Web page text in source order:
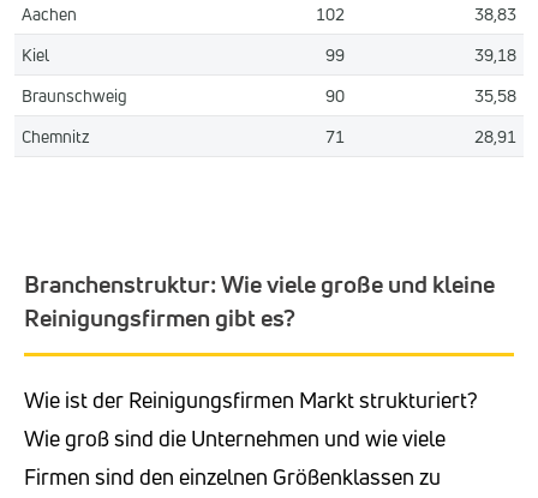
Aachen
102
38,83
Kiel
99
39,18
Braunschweig
90
35,58
Chemnitz
71 28,91
Branchenstruktur: Wie viele große und kleine
Reinigungsfirmen gibt es?
Wie ist der Reinigungsfirmen Markt strukturiert?
Wie groß sind die Unternehmen und wie viele
Firmen sind den einzelnen Größenklassen zu